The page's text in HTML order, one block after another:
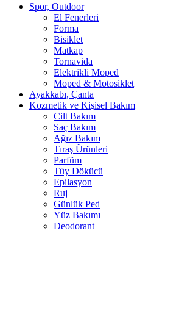
Spor, Outdoor
El Fenerleri
Forma
Bisiklet
Matkap
Tornavida
Elektrikli Moped
Moped & Motosiklet
Ayakkabı, Çanta
Kozmetik ve Kişisel Bakım
Cilt Bakım
Saç Bakım
Ağız Bakım
Tıraş Ürünleri
Parfüm
Tüy Dökücü
Epilasyon
Ruj
Günlük Ped
Yüz Bakımı
Deodorant